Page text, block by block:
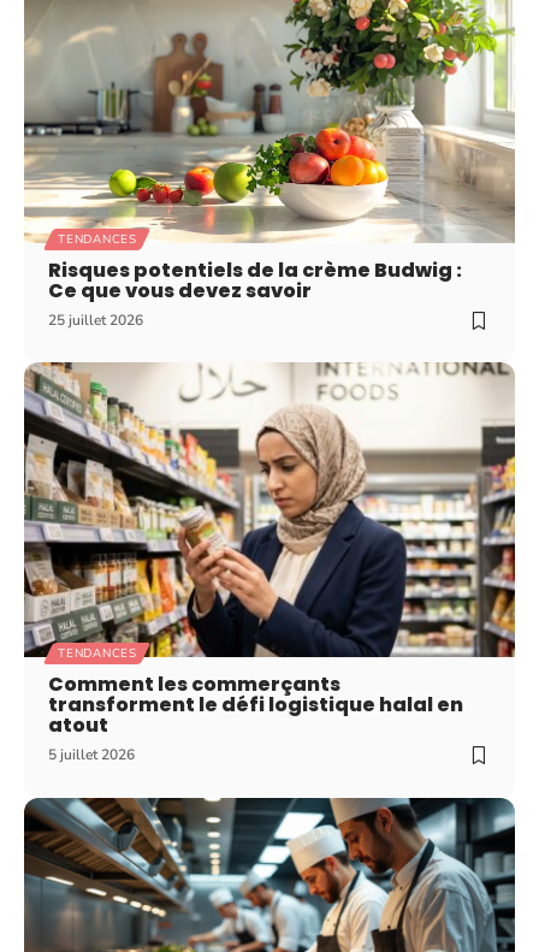
TENDANCES
Risques potentiels de la crème Budwig :
Ce que vous devez savoir
25 juillet 2026
TENDANCES
Comment les commerçants
transforment le défi logistique halal en
atout
5 juillet 2026